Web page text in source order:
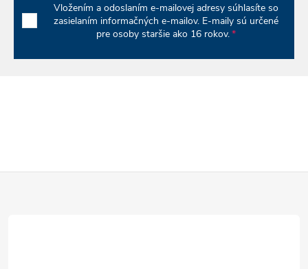
k
p
Vložením a odoslaním e-mailovej adresy súhlasíte so
zasielaním informačných e-mailov. E-maily sú určené
pre osoby staršie ako 16 rokov.